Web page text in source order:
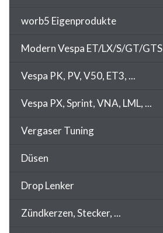
worb5 Eigenprodukte
Modern Vespa ET/LX/S/GT/GTS
Vespa PK, PV, V50, ET3, ...
Vespa PX, Sprint, VNA, LML, ...
Vergaser Tuning
Düsen
Drop Lenker
Zündkerzen, Stecker, ...